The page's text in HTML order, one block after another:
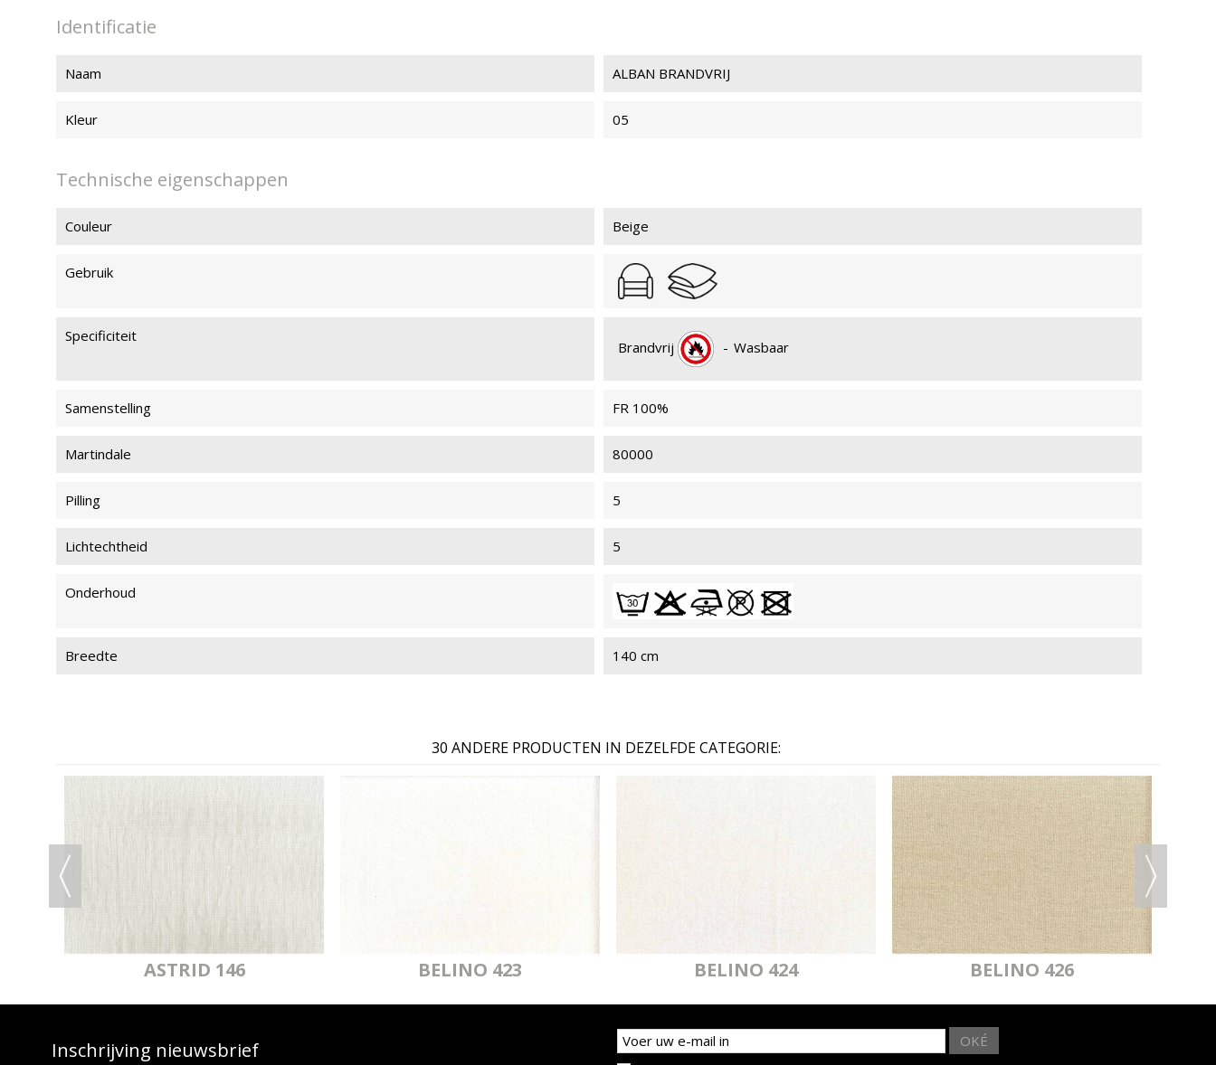
Identificatie
Naam ALBAN BRANDVRIJ
Kleur 05
Technische eigenschappen
Couleur Beige
Gebruik
Specificiteit
Brandvrij - Wasbaar
Samenstelling FR 100%
Martindale 80000
Pilling 5
Lichtechtheid 5
Onderhoud
Breedte 140 cm
30 ANDERE PRODUCTEN IN DEZELFDE CATEGORIE:
ASTRID 146 BELINO 423 BELINO 424 BELINO 426
Inschrijving nieuwsbrief
OKÉ